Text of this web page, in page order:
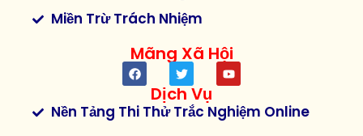
Miền Trừ Trách Nhiệm
Mãng Xã Hội
Dịch Vụ
Nền Tảng Thi Thử Trắc Nghiệm Online